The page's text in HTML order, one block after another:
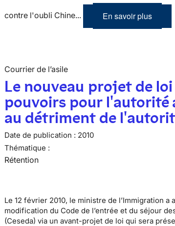
contre l'oubli Chine... En savoir plus
Courrier de l’asile
Le nouveau projet de
pouvoirs pour
au détriment de
Date de publication : 2010
Thématique :
Rétention
Le 12 février 2010, le ministre de l’Immigration a
modification du Code de l’entrée et du séjour
(Ceseda) via un avant-projet de loi qui sera